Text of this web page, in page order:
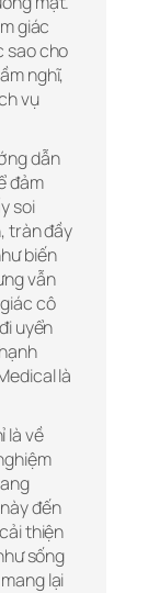
giác
sao cho
nghĩ,
vụ
dẫn
đảm
soi
tràn đầy
biến
vẫn
cô
uyển
là
là về
đến
thiện
sống
lại